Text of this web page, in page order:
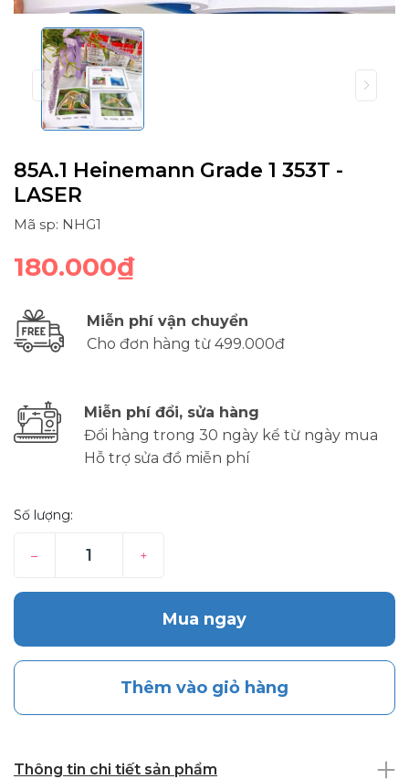
85A.1 Heinemann Grade 1 353T -
LASER
Mã sp: NHG1
180.000₫
Miễn phí vận chuyển
Cho đơn hàng từ 499.000đ
Miễn phí đổi, sửa hàng
Đổi hàng trong 30 ngày kể từ ngày mua
Hỗ trợ sửa đồ miễn phí
Số lượng:
– +
Mua ngay
Thêm vào giỏ hàng
Thông tin chi tiết sản phẩm